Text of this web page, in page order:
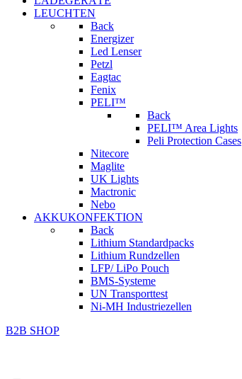
LEUCHTEN
Back
Energizer
Led Lenser
Petzl
Eagtac
Fenix
PELI™
Back
PELI™ Area Lights
Peli Protection Cases
Nitecore
Maglite
UK Lights
Mactronic
Nebo
AKKUKONFEKTION
Back
Lithium Standardpacks
Lithium Rundzellen
LFP/ LiPo Pouch
BMS-Systeme
UN Transporttest
Ni-MH Industriezellen
B2B SHOP